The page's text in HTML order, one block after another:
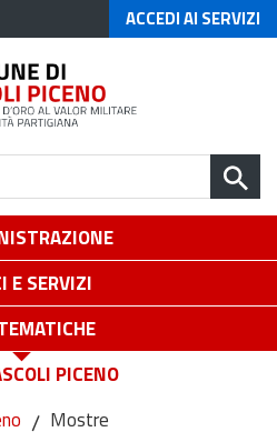
ACCEDI AI SERVIZI
E SERVIZI
PICENO
/ Mostre